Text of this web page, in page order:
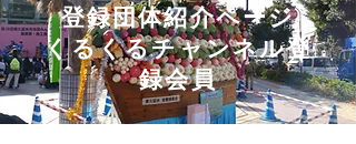
登録団体紹介ページ
​くるくるチャンネル登
録会員